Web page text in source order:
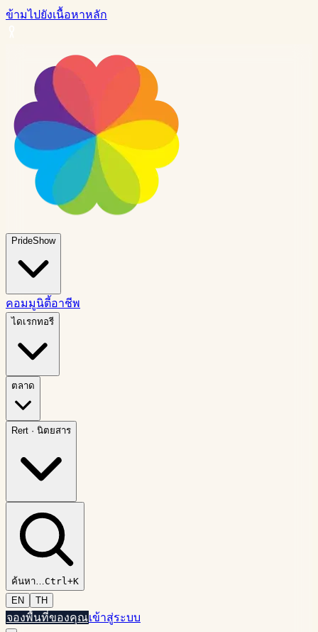
ข้ามไปยังเนื้อหาหลัก
PrideShow
คอมมูนิตี้อาชีพ
ไดเรกทอรี
ตลาด
Rert · นิตยสาร
ค้นหา…Ctrl+K
EN
TH
จองพื้นที่ของคุณเข้าสู่ระบบ